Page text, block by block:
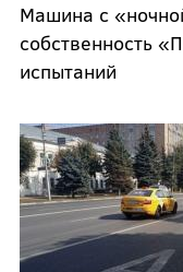
Машина с
собственность
испытаний